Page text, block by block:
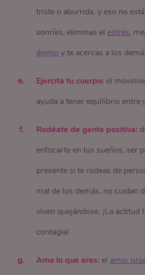
triste o aburrida, y eso no
sonríes, eliminas el estrés,
ánimo y te acercas a los
Ejercita tu cuerpo: el
ayuda a tener equilibrio entre
Rodéate de gente positiva:
enfocarte en tus sueños, ser
presente si te rodeas de
mal de los demás, no cuidan
viven quejándose. ¡La actitud
contagia!
Ama lo que eres: el amor